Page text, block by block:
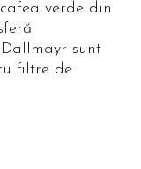
verde din
sunt
filtre de